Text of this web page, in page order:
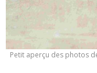
Petit aperçu des photos